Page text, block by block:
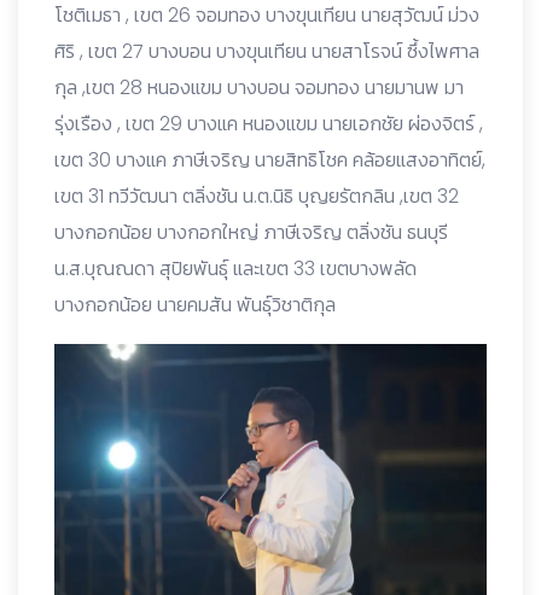
โชติเมธา , เขต 26 จอมทอง บางขุนเทียน นายสุวัฒน์ ม่วง
ศิริ , เขต 27 บางบอน บางขุนเทียน นายสาโรจน์ ซึ้งไพศาล
กุล ,เขต 28 หนองแขม บางบอน จอมทอง นายมานพ มา
รุ่งเรือง , เขต 29 บางแค หนองแขม นายเอกชัย ผ่องจิตร์ ,
เขต 30 บางแค ภาษีเจริญ นายสิทธิโชค คล้อยแสงอาทิตย์,
เขต 31 ทวีวัฒนา ตลิ่งชัน น.ต.นิธิ บุญยรัตกลิน ,เขต 32
บางกอกน้อย บางกอกใหญ่ ภาษีเจริญ ตลิ่งชัน ธนบุรี
น.ส.บุณณดา สุปิยพันธุ์ และเขต 33 เขตบางพลัด
บางกอกน้อย นายคมสัน พันธุ์วิชาติกุล